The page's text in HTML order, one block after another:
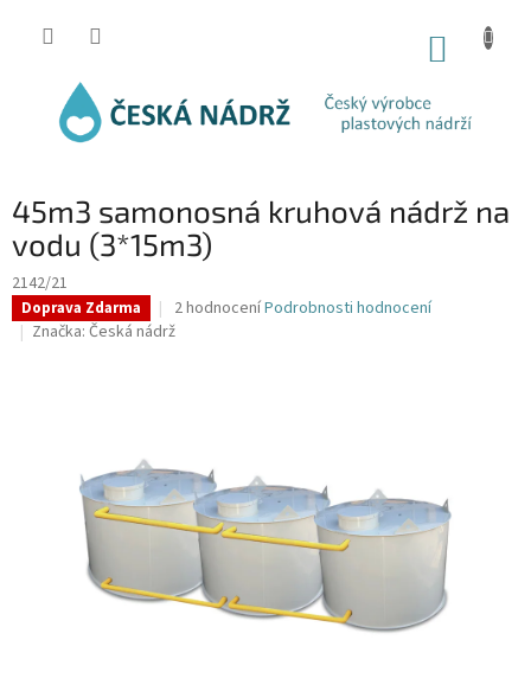
45m3 samonosná kruhová nádrž na
vodu (3*15m3)
2142/21
Doprava Zdarma
Průměrné
hodnocení
hvězdiček.
2 hodnoceníPodrobnosti hodnocení
Značka: Česká nádrž